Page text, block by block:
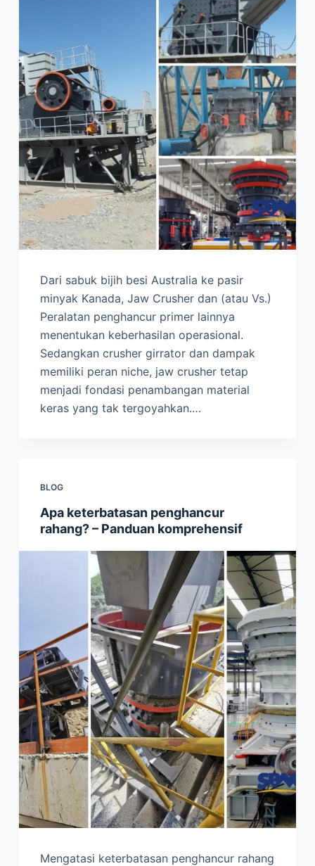
Dari sabuk bijih besi Australia ke pasir
minyak Kanada, Jaw Crusher dan (atau Vs.)
Peralatan penghancur primer lainnya
menentukan keberhasilan operasional.
Sedangkan crusher girrator dan dampak
memiliki peran niche, jaw crusher tetap
menjadi fondasi penambangan material
keras yang tak tergoyahkan.…
BLOG
Apa keterbatasan penghancur
rahang? – Panduan komprehensif
Mengatasi keterbatasan penghancur rahang